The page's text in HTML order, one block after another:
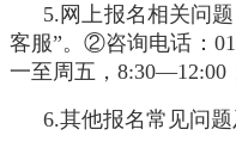
5.网上报名相关问
客服”。②咨询电话：
一至周五，8:30—12:00
6.其他报名常见问题